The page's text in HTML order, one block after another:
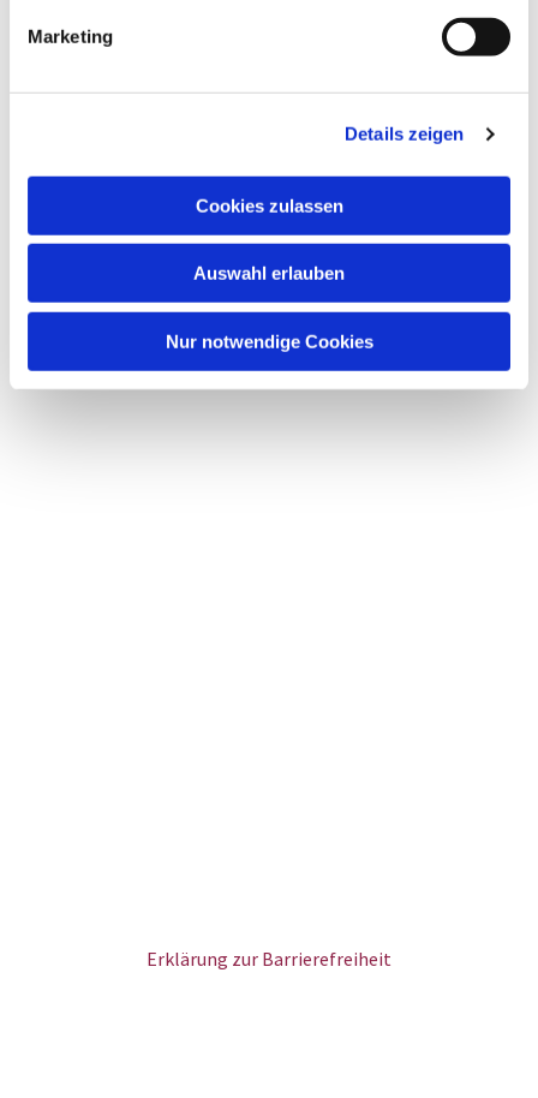
Marketing
Details zeigen
Cookies zulassen
Auswahl erlauben
Nur notwendige Cookies
Dies könnte Sie auch
interessieren
Erklärung zur Barrierefreiheit